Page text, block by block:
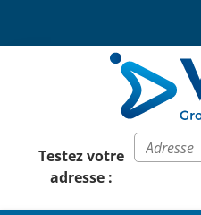
Testez votre
adresse :